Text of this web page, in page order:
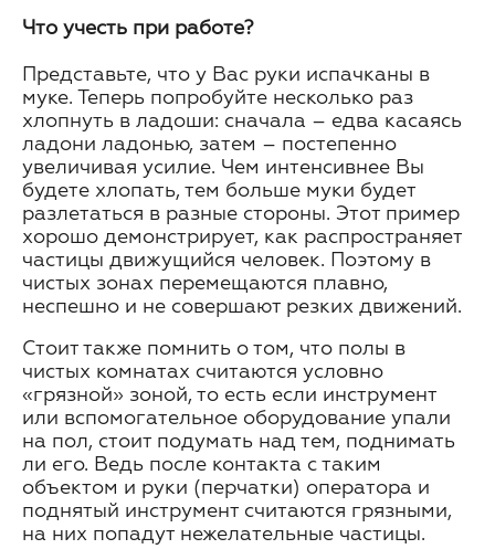
Что учесть при работе?
Представьте, что у Вас руки испачканы в
муке. Теперь попробуйте несколько раз
хлопнуть в ладоши: сначала – едва касаясь
ладони ладонью, затем – постепенно
увеличивая усилие. Чем интенсивнее Вы
будете хлопать, тем больше муки будет
разлетаться в разные стороны. Этот пример
хорошо демонстрирует, как распространяет
частицы движущийся человек. Поэтому в
чистых зонах перемещаются плавно,
неспешно и не совершают резких движений.
Стоит также помнить о том, что полы в
чистых комнатах считаются условно
«грязной» зоной, то есть если инструмент
или вспомогательное оборудование упали
на пол, стоит подумать над тем, поднимать
ли его. Ведь после контакта с таким
объектом и руки (перчатки) оператора и
поднятый инструмент считаются грязными,
на них попадут нежелательные частицы.